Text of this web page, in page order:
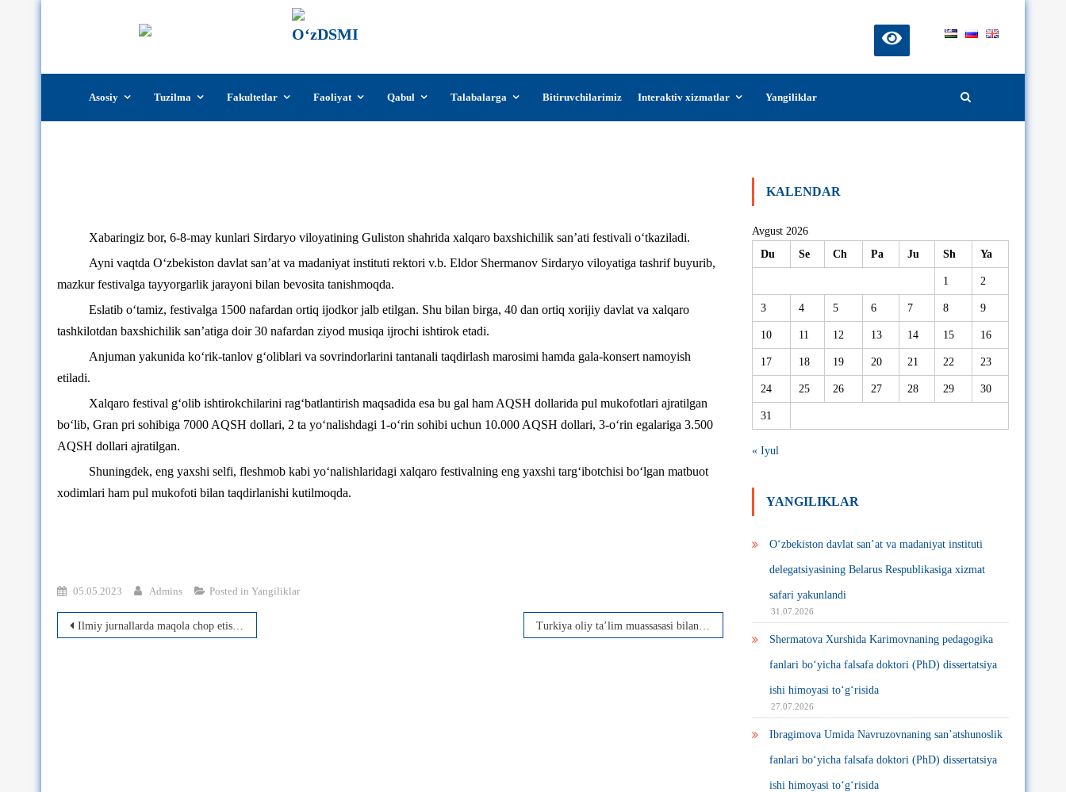
content
Asosiy Tuzilma Fakultetlar Faoliyat Qabul Talabalarga Bitiruvchilarimiz Interaktiv xizmatlar Yangiliklar
Xabaringiz bor, 6-8-may kunlari Sirdaryo viloyatining Guliston shahrida xalqaro baxshichilik san’ati festivali o‘tkaziladi.
Ayni vaqtda O‘zbekiston davlat san’at va madaniyat instituti rektori v.b. Eldor Shermanov Sirdaryo viloyatiga tashrif buyurib,
mazkur festivalga tayyorgarlik jarayoni bilan bevosita tanishmoqda.
Eslatib o‘tamiz, festivalga 1500 nafardan ortiq ijodkor jalb etilgan. Shu bilan birga, 40 dan ortiq xorijiy davlat va xalqaro
tashkilotdan baxshichilik san’atiga doir 30 nafardan ziyod musiqa ijrochi ishtirok etadi.
Anjuman yakunida ko‘rik-tanlov g‘oliblari va sovrindorlarini tantanali taqdirlash marosimi hamda gala-konsert namoyish
etiladi.
Xalqaro festival g‘olib ishtirokchilarini rag‘batlantirish maqsadida esa bu gal ham AQSH dollarida pul mukofotlari ajratilgan
bo‘lib, Gran pri sohibiga 7000 AQSH dollari, 2 ta yo‘nalishdagi 1-o‘rin sohibi uchun 10.000 AQSH dollari, 3-o‘rin egalariga 3.500
AQSH dollari ajratilgan.
Shuningdek, eng yaxshi selfi, fleshmob kabi yo‘nalishlaridagi xalqaro festivalning eng yaxshi targ‘ibotchisi bo‘lgan matbuot
xodimlari ham pul mukofoti bilan taqdirlanishi kutilmoqda.
05.05.2023 Admins Posted in Yangiliklar
Post
Ilmiy jurnallarda maqola chop etish bo‘yicha trening Turkiya oliy ta’lim muassasasi bilan keng qamrovli hamkorlik
KALENDAR
Avgust 2026
Du
Se Ch Pa Ju Sh Ya
1 2
3 4 5 6 7 8 9
10 11 12 13 14 15 16
17 18 19 20 21 22 23
24 25 26 27 28 29 30
31
« Iyul
YANGILIKLAR
O‘zbekiston davlat san’at va madaniyat instituti
delegatsiyasining Belarus Respublikasiga xizmat
safari yakunlandi
31.07.2026
Shermatova Xurshida Karimovnaning pedagogika
fanlari bo‘yicha falsafa doktori (PhD) dissertatsiya
ishi himoyasi to‘g‘risida
27.07.2026
Ibragimova Umida Navruzovnaning san’atshunoslik
fanlari bo‘yicha falsafa doktori (PhD) dissertatsiya
ishi himoyasi to‘g‘risida